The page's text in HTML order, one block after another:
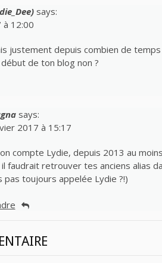
says:
à 12:00
justement depuis combien de
de ton blog non ?
says:
2017 à 15:17
compte Lydie, depuis 2013 au
faudrait retrouver tes anciens alias
pas toujours appelée Lydie ?!)